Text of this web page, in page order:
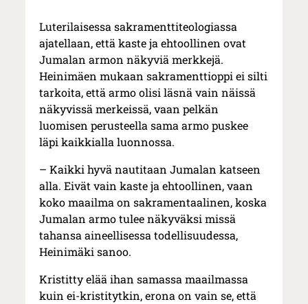
Luterilaisessa sakramenttiteologiassa
ajatellaan, että kaste ja ehtoollinen ovat
Jumalan armon näkyviä merkkejä.
Heinimäen mukaan sakramenttioppi ei silti
tarkoita, että armo olisi läsnä vain näissä
näkyvissä merkeissä, vaan pelkän
luomisen perusteella sama armo puskee
läpi kaikkialla luonnossa.
– Kaikki hyvä nautitaan Jumalan katseen
alla. Eivät vain kaste ja ehtoollinen, vaan
koko maailma on sakramentaalinen, koska
Jumalan armo tulee näkyväksi missä
tahansa aineellisessa todellisuudessa,
Heinimäki sanoo.
Kristitty elää ihan samassa maailmassa
kuin ei-kristitytkin, erona on vain se, että